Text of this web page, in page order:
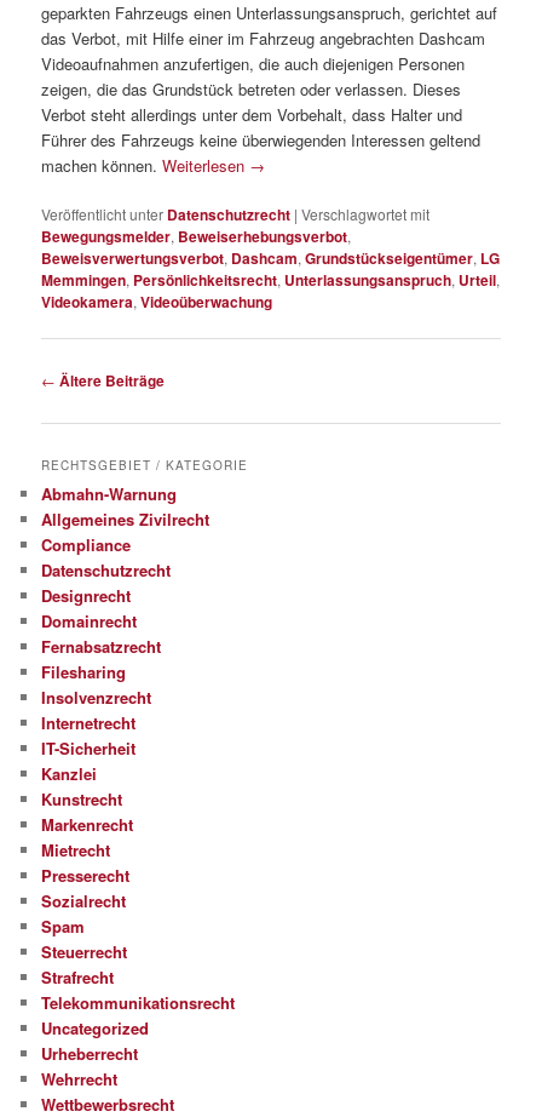
geparkten Fahrzeugs einen Unterlassungsanspruch, gerichtet auf
das Verbot, mit Hilfe einer im Fahrzeug angebrachten Dashcam
Videoaufnahmen anzufertigen, die auch diejenigen Personen
zeigen, die das Grundstück betreten oder verlassen. Dieses
Verbot steht allerdings unter dem Vorbehalt, dass Halter und
Führer des Fahrzeugs keine überwiegenden Interessen geltend
machen können.Weiterlesen →
Veröffentlicht unter Datenschutzrecht |Verschlagwortet mit
Bewegungsmelder, Beweiserhebungsverbot,
Beweisverwertungsverbot, Dashcam,Grundstückseigentümer, LG
Memmingen, Persönlichkeitsrecht, Unterlassungsanspruch, Urteil,
Videokamera,Videoüberwachung
Beitragsnavigation
← Ältere Beiträge
RECHTSGEBIET / KATEGORIE
Abmahn-Warnung
Allgemeines Zivilrecht
Compliance
Datenschutzrecht
Designrecht
Domainrecht
Fernabsatzrecht
Filesharing
Insolvenzrecht
Internetrecht
IT-Sicherheit
Kanzlei
Kunstrecht
Markenrecht
Mietrecht
Presserecht
Sozialrecht
Spam
Steuerrecht
Strafrecht
Telekommunikationsrecht
Uncategorized
Urheberrecht
Wehrrecht
Wettbewerbsrecht